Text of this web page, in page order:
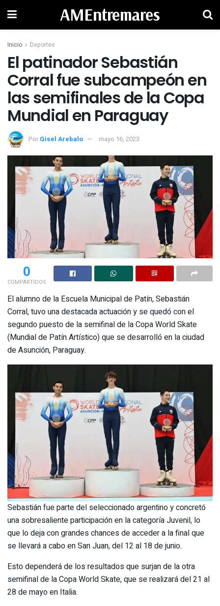
AMEntremares
Inicio Deportes
El patinador Sebastián
Corral fue subcampeón en
las semifinales de la Copa
Mundial en Paraguay
Por Gisel Arebalo mayo 16, 2023
0
COMPARTIDOS
El alumno de la Escuela Municipal de Patín, Sebastián
Corral, tuvo una destacada actuación y se quedó con el
segundo puesto de la semifinal de la Copa World Skate
(Mundial de Patín Artístico) que se desarrolló en la ciudad
de Asunción, Paraguay.
Sebastián fue parte del seleccionado argentino y concretó
una sobresaliente participación en la categoría Juvenil, lo
que lo deja con grandes chances de acceder a la final que
se llevará a cabo en San Juan, del 12 al 18 de junio.
Esto dependerá de los resultados que surjan de la otra
semifinal de la Copa World Skate, que se realizará del 21 al
28 de mayo en Italia.